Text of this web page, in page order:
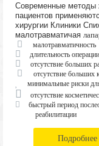
Современные методы
пациентов
хирургии Клиники
малотравматичая
малотравматичность
длительность
отсутствие больших
отсутствие больших
минимальные риски
отсутствие
быстрый период
реабилитации
Подробнее